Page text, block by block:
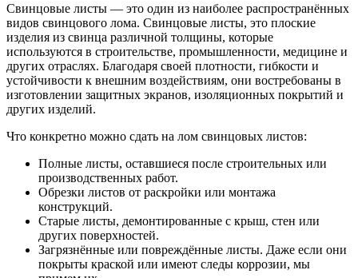
Свинцовые листы — это один из наиболее распространённых
видов свинцового лома. Свинцовые листы, это плоские
изделия из свинца различной толщины, которые
используются в строительстве, промышленности, медицине и
других отраслях. Благодаря своей плотности, гибкости и
устойчивости к внешним воздействиям, они востребованы в
изготовлении защитных экранов, изоляционных покрытий и
других изделий.
Что конкретно можно сдать на лом свинцовых листов:
Полные листы, оставшиеся после строительных или
производственных работ.
Обрезки листов от раскройки или монтажа
конструкций.
Старые листы, демонтированные с крыш, стен или
других поверхностей.
Загрязнённые или повреждённые листы. Даже если они
покрыты краской или имеют следы коррозии, мы